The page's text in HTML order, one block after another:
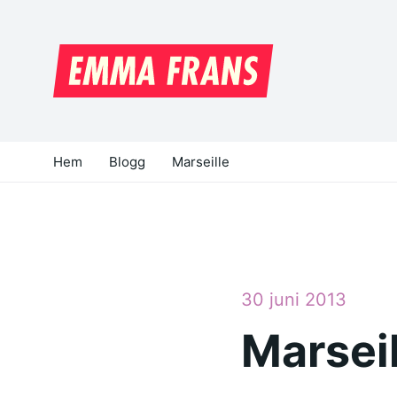
Hem Blogg Marseille
30 juni 2013